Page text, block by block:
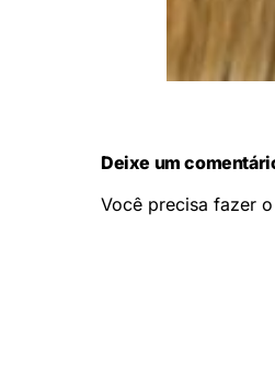
Deixe um
Você precisa fazer o